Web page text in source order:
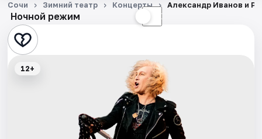
Театр
Стендап
Ночной режим ☾
Сочи Зимний театр Концерты Александр Иванов и
12+